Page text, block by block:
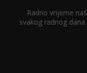
Radno vrijeme
svakog radnog